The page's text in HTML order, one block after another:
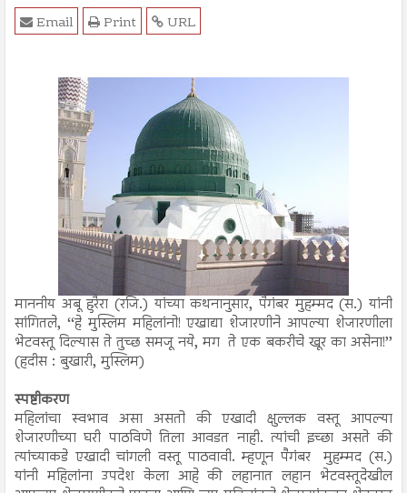
URL
Print
Email
माननीय अबू हुरैरा (रजि.) यांच्या कथनानुसार, पैगंबर मुहम्मद (स.) यांनी
सांगितले, ‘‘हे मुस्लिम महिलांनो! एखाद्या शेजारणीने आपल्या शेजारणीला
भेटवस्तू दिल्यास ते तुच्छ समजू नये, मग ते एक बकरीचे खूर का असेना!’’
(हदीस : बुखारी, मुस्लिम)
स्पष्टीकरण
महिलांचा स्वभाव असा असतो की एखादी क्षुल्लक वस्तू आपल्या
शेजारणीच्या घरी पाठविणे तिला आवडत नाही. त्यांची इच्छा असते की
त्यांच्याकडे एखादी चांगली वस्तू पाठवावी. म्हणून पैगंबर मुहम्मद (स.)
यांनी महिलांना उपदेश केला आहे की लहानात लहान भेटवस्तूदेखील